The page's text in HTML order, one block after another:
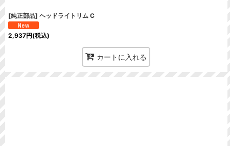
[純正部品] ヘッドライトリム C
2,937円(税込)
カートに入れる